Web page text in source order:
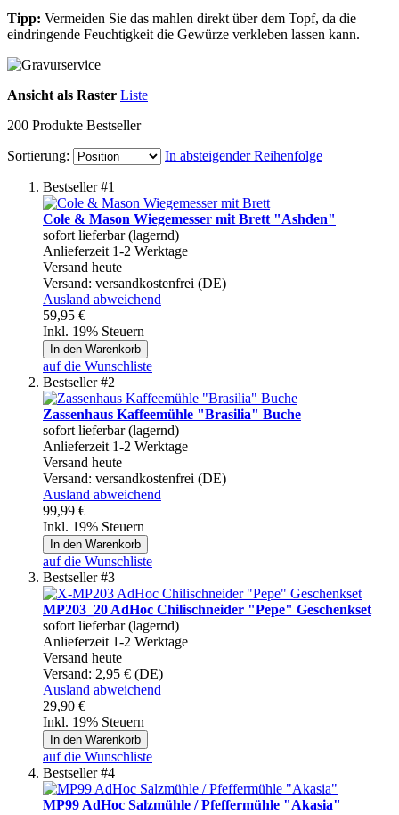
Tipp: Vermeiden Sie das mahlen direkt über dem Topf, da die
eindringende Feuchtigkeit die Gewürze verkleben lassen kann.
Ansicht als Raster Liste
200 Produkte Bestseller
Sortierung:
In absteigender Reihenfolge
Bestseller #1
Cole & Mason Wiegemesser mit Brett "Ashden"
sofort lieferbar (lagernd)
Anlieferzeit 1-2 Werktage
Versand heute
Versand: versandkostenfrei (DE)
Ausland abweichend
59,95 €
Inkl. 19% Steuern
In den Warenkorb
auf die Wunschliste
Bestseller #2
Zassenhaus Kaffeemühle "Brasilia" Buche
sofort lieferbar (lagernd)
Anlieferzeit 1-2 Werktage
Versand heute
Versand: versandkostenfrei (DE)
Ausland abweichend
99,99 €
Inkl. 19% Steuern
In den Warenkorb
auf die Wunschliste
Bestseller #3
MP203_20 AdHoc Chilischneider "Pepe" Geschenkset
sofort lieferbar (lagernd)
Anlieferzeit 1-2 Werktage
Versand heute
Versand: 2,95 € (DE)
Ausland abweichend
29,90 €
Inkl. 19% Steuern
In den Warenkorb
auf die Wunschliste
Bestseller #4
MP99 AdHoc Salzmühle / Pfeffermühle "Akasia"